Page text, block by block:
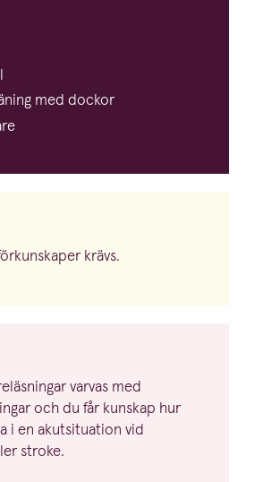
med dockor
krävs.
varvas med
och du får kunskap hur
i en akutsi­tu­ation vid
stroke.